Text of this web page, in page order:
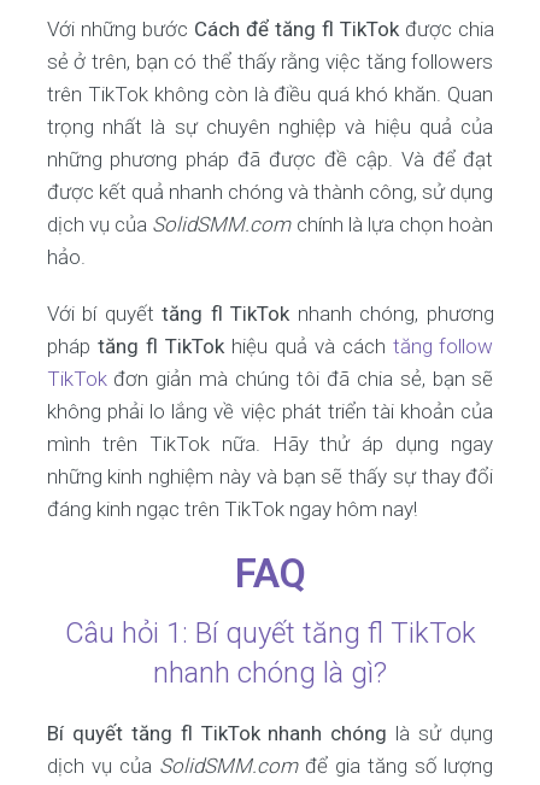
Với những bước Cách để tăng fl TikTokđược chia
sẻ ở trên, bạn có thể thấy rằng việc tăng followers
trên TikTok không còn là điều quá khó khăn. Quan
trọng nhất là sự chuyên nghiệp và hiệu quả của
những phương pháp đã được đề cập. Và để đạt
được kết quả nhanh chóng và thành công, sử dụng
dịch vụ của SolidSMM.comchính là lựa chọn hoàn
hảo.
Với bí quyếttăng fl TikTok nhanh chóng, phương
pháp tăng fl TikTokhiệu quả và cách tăng follow
TikTokđơn giản mà chúng tôi đã chia sẻ, bạn sẽ
không phải lo lắng về việc phát triển tài khoản của
mình trên TikTok nữa. Hãy thử áp dụng ngay
những kinh nghiệm này và bạn sẽ thấy sự thay đổi
đáng kinh ngạc trên TikTok ngay hôm nay!
FAQ
Câu hỏi 1: Bí quyết tăng fl TikTok
nhanh chóng là gì?
Bí quyết tăng fl TikTok nhanh chóng là sử dụng
dịch vụ của SolidSMM.comđể gia tăng số lượng